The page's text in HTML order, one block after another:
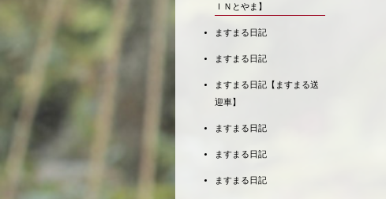
ＩＮとやま】
ますまる日記
ますまる日記
ますまる日記【ますまる送
迎車】
ますまる日記
ますまる日記
ますまる日記